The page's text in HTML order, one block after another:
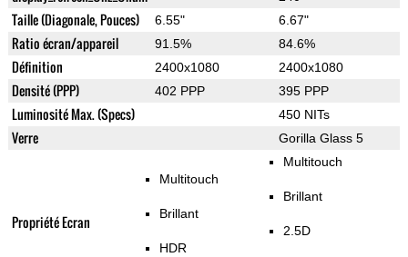
Taille (Diagonale, Pouces) 6.55" 6.67"
Ratio écran/appareil 91.5% 84.6%
Définition 2400x1080 2400x1080
Densité (PPP) 402 PPP 395 PPP
Luminosité Max. (Specs) 450 NITs
Verre Gorilla Glass 5
Propriété Ecran
Multitouch
Brillant
HDR
Multitouch
Brillant
2.5D